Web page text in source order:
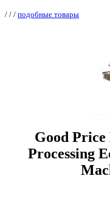
/ / / подобные товары
Good
Processing